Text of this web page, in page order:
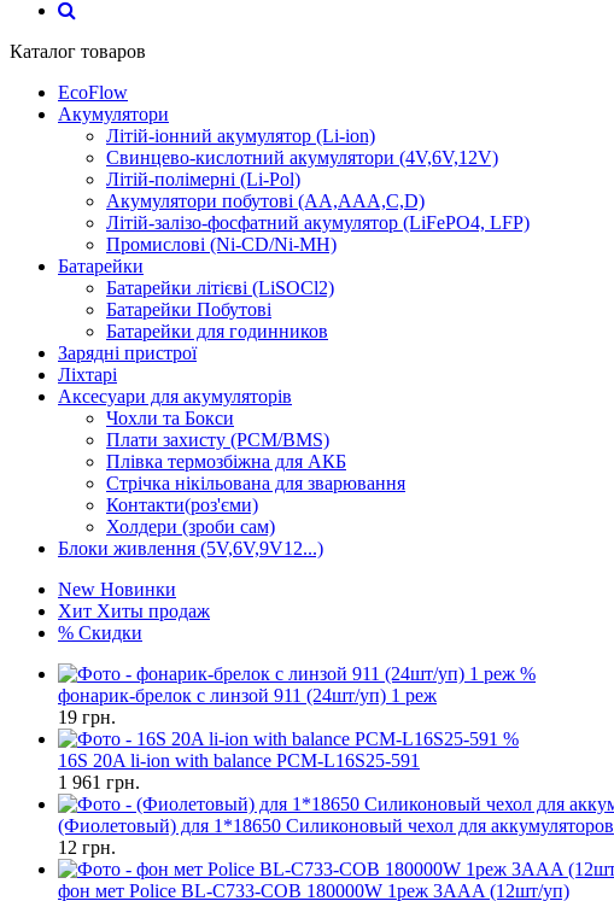
Каталог товаров
EcoFlow
Акумулятори
Літій-іонний акумулятор (Li-ion)
Свинцево-кислотний акумулятори (4V,6V,12V)
Літій-полімерні (Li-Pol)
Акумулятори побутові (AA,AAA,C,D)
Літій-залізо-фосфатний акумулятор (LiFePO4, LFP)
Промислові (Ni-CD/Ni-MH)
Батарейки
Батарейки літієві (LiSOCl2)
Батарейки Побутові
Батарейки для годинников
Зарядні пристрої
Ліхтарі
Аксесуари для акумуляторів
Чохли та Бокси
Плати захисту (PCM/BMS)
Плівка термозбіжна для АКБ
Стрічка нікільована для зварювання
Контакти(роз'єми)
Холдери (зроби сам)
Блоки живлення (5V,6V,9V12...)
New Новинки
Хит Хиты продаж
% Скидки
%
фонарик-брелок с линзой 911 (24шт/уп) 1 реж
19 грн.
%
16S 20A li-ion with balance PCM-L16S25-591
1 961 грн.
(Фиолетовый) для 1*18650 Силиконовый чехол для аккумуляторов
12 грн.
фон мет Police BL-C733-COB 180000W 1реж 3AAA (12шт/уп)